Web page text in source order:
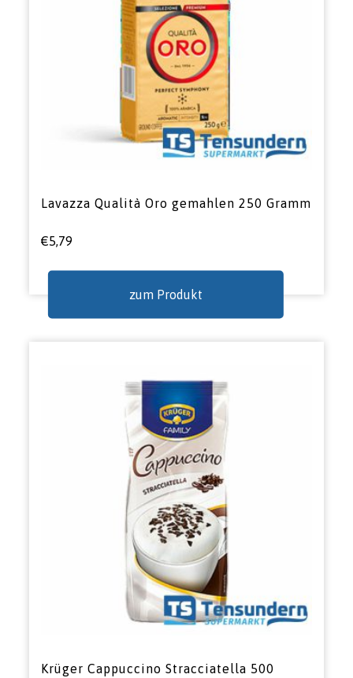
Lavazza Qualità Oro gemahlen 250 Gramm
€5,79
zum Produkt
Krüger Cappuccino Stracciatella 500